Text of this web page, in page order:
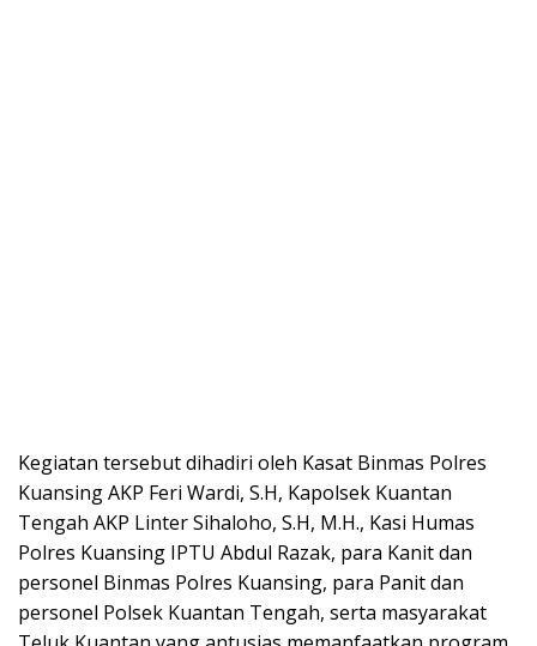
Kegiatan tersebut dihadiri oleh Kasat Binmas Polres
Kuansing AKP Feri Wardi, S.H, Kapolsek Kuantan
Tengah AKP Linter Sihaloho, S.H, M.H., Kasi Humas
Polres Kuansing IPTU Abdul Razak, para Kanit dan
personel Binmas Polres Kuansing, para Panit dan
personel Polsek Kuantan Tengah, serta masyarakat